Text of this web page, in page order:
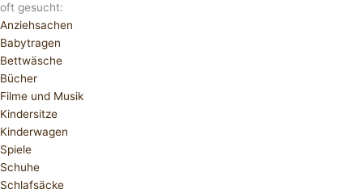
oft gesucht:
Anziehsachen
Babytragen
Bettwäsche
Bücher
Filme und Musik
Kindersitze
Kinderwagen
Spiele
Schuhe
Schlafsäcke